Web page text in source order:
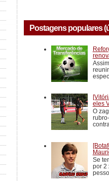
Postagens populares
eles
O
Se
por 2